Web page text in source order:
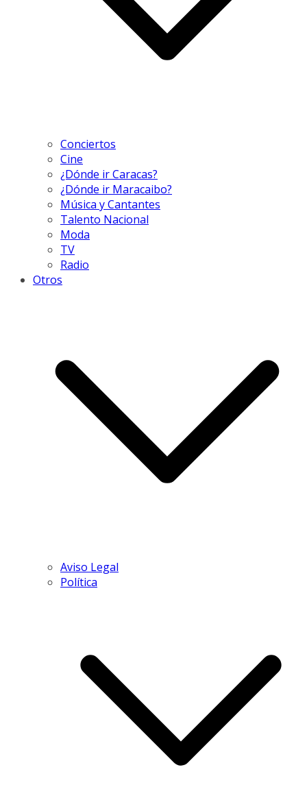
Conciertos
Cine
¿Dónde ir Caracas?
¿Dónde ir Maracaibo?
Música y Cantantes
Talento Nacional
Moda
TV
Radio
Otros
Aviso Legal
Política